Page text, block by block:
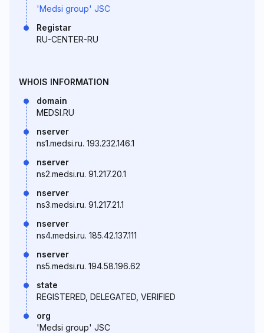
'Medsi group' JSC
Registar
RU-CENTER-RU
WHOIS INFORMATION
domain
MEDSI.RU
nserver
ns1.medsi.ru. 193.232.146.1
nserver
ns2.medsi.ru. 91.217.20.1
nserver
ns3.medsi.ru. 91.217.21.1
nserver
ns4.medsi.ru. 185.42.137.111
nserver
ns5.medsi.ru. 194.58.196.62
state
REGISTERED, DELEGATED, VERIFIED
org
'Medsi group' JSC